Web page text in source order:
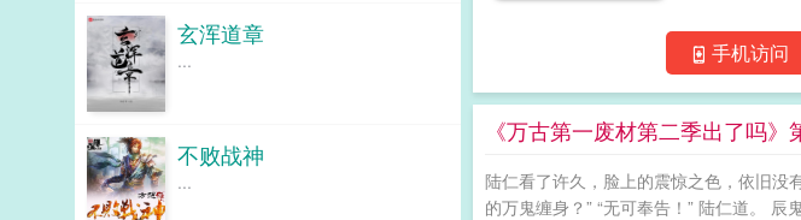
手机访问
《万古第一废材第二季出了吗
陆仁看了许久，脸上的震惊之色，依旧没
的万鬼缠身？” “无可奉告！” 陆仁道。
玄浑道章
...
不败战神
...